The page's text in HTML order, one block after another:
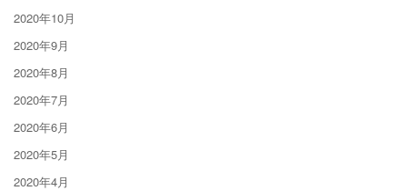
2020年10月
2020年9月
2020年8月
2020年7月
2020年6月
2020年5月
2020年4月